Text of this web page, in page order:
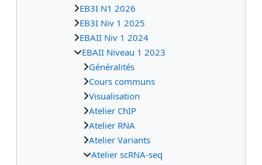
EB3I N1 2026
EB3I Niv 1 2025
EBAII Niv 1 2024
EBAII Niveau 1 2023
Généralités
Cours communs
Visualisation
Atelier ChIP
Atelier RNA
Atelier Variants
Atelier scRNA-seq